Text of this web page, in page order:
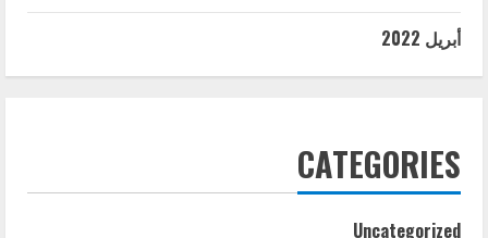
أبريل 2022
CATEGORIES
Uncategorized